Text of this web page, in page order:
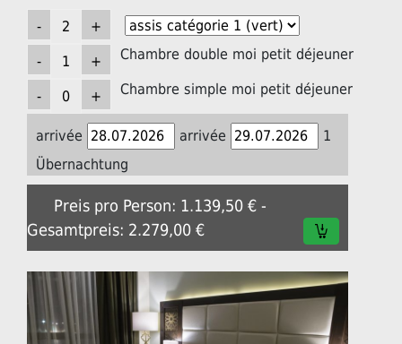
Chambre double moi petit déjeuner
Chambre simple moi petit déjeuner
arrivée arrivée
1
Übernachtung
Preis pro Person: 1.139,50 € -
Gesamtpreis: 2.279,00 €